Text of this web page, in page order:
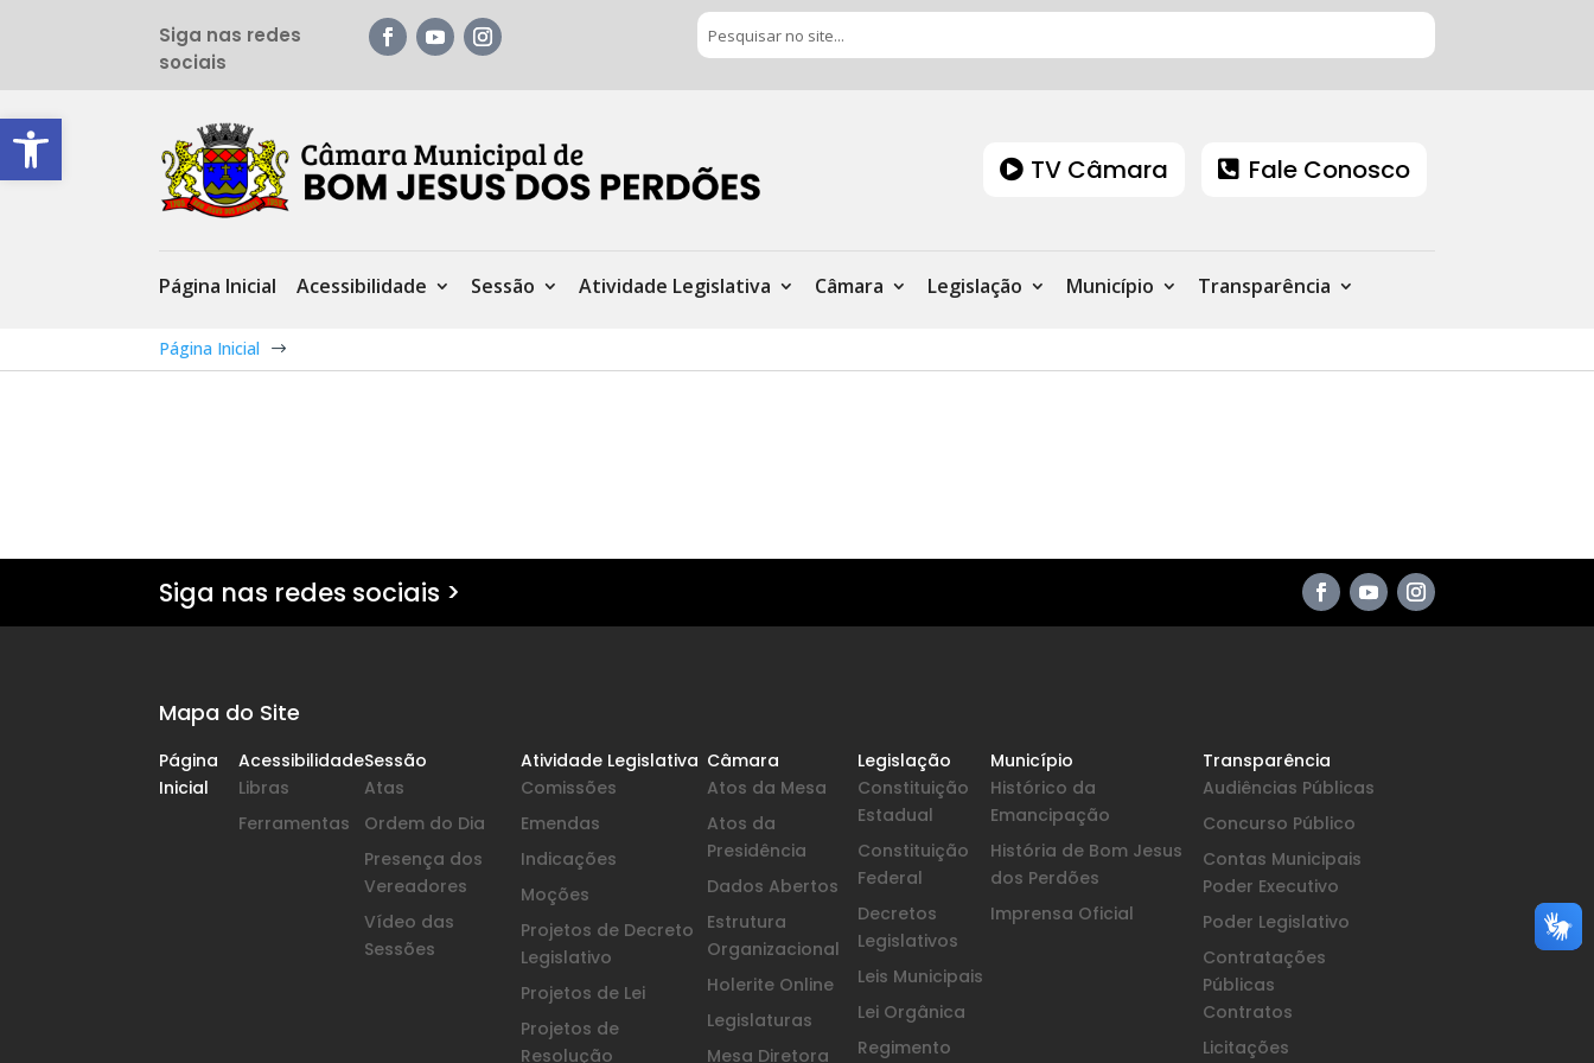
Barra de Ferramentas Aberta
Siga nas redes
sociais
TV Câmara Fale Conosco
Página Inicial Acessibilidade Sessão Atividade Legislativa Câmara Legislação Município Transparência
Página Inicial $
Siga nas redes sociais >
Mapa do Site
Página
Inicial
Acessibilidade
Libras
Ferramentas
Sessão
Atas
Ordem do Dia
Presença dos
Vereadores
Vídeo das
Sessões
Atividade Legislativa
Comissões
Emendas
Indicações
Moções
Projetos de Decreto
Legislativo
Projetos de Lei
Projetos de
Resolução
Câmara
Atos da Mesa
Atos da
Presidência
Dados Abertos
Estrutura
Organizacional
Holerite Online
Legislaturas
Mesa Diretora
Legislação
Constituição
Estadual
Constituição
Federal
Decretos
Legislativos
Leis Municipais
Lei Orgânica
Regimento
Município
Histórico da
Emancipação
História de Bom Jesus
dos Perdões
Imprensa Oficial
Transparência
Audiências Públicas
Concurso Público
Contas Municipais
Poder Executivo
Poder Legislativo
Contratações
Públicas
Contratos
Licitações